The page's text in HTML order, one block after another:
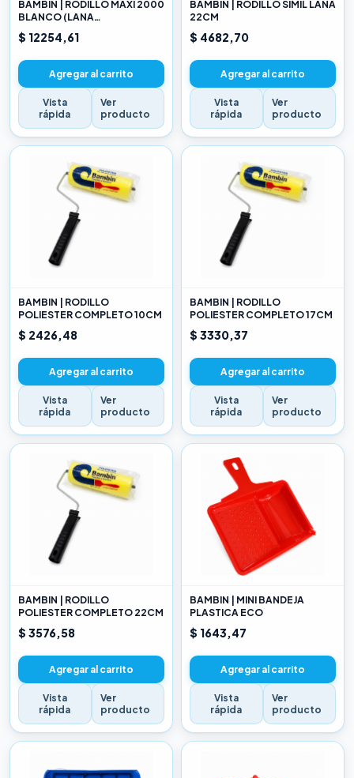
BAMBIN | RODILLO MAXI 2000
BLANCO (LANA
SELECCIONADA) 22CM
$ 12254,61
Agregar al carrito
Vista
rápida
Ver
producto
BAMBIN | RODILLO SIMIL LANA
22CM
$ 4682,70
Agregar al carrito
Vista
rápida
Ver
producto
BAMBIN | RODILLO
POLIESTER COMPLETO 10CM
$ 2426,48
Agregar al carrito
Vista
rápida
Ver
producto
BAMBIN | RODILLO
POLIESTER COMPLETO 17CM
$ 3330,37
Agregar al carrito
Vista
rápida
Ver
producto
BAMBIN | RODILLO
POLIESTER COMPLETO 22CM
$ 3576,58
Agregar al carrito
Vista
rápida
Ver
producto
BAMBIN | MINI BANDEJA
PLASTICA ECO
$ 1643,47
Agregar al carrito
Vista
rápida
Ver
producto